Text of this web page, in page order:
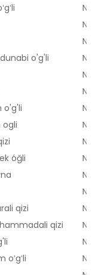
o'g'li
o'g'li
ogli
óğli
qizi
qizi